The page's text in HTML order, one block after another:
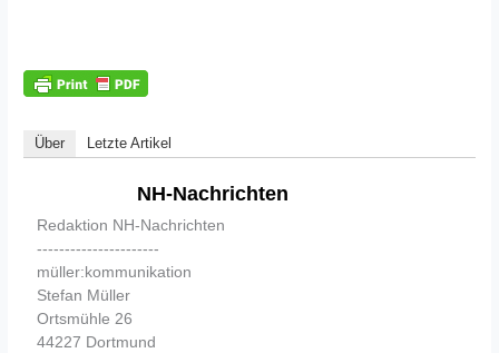
Über Letzte Artikel
NH-Nachrichten
Redaktion NH-Nachrichten
----------------------
müller:kommunikation
Stefan Müller
Ortsmühle 26
44227 Dortmund